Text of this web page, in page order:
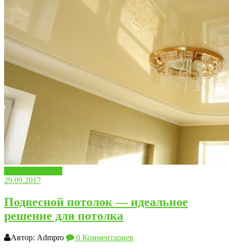
29.09.2017
Подвесной потолок — идеальное
решение для потолка
Автор: Admpro
0 Комментариев